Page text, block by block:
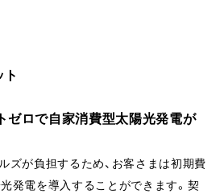
ゼロで自家消費型太陽光発電が
ズが負担するため、お客さまは初期費
発電を導入することができます。契